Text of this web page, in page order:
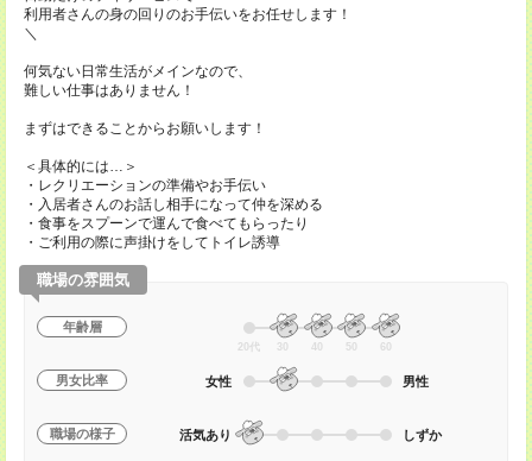
利用者さんの身の回りのお手伝いをお任せします！
＼
何気ない日常生活がメインなので、
難しい仕事はありません！
まずはできることからお願いします！
＜具体的には…＞
・レクリエーションの準備やお手伝い
・入居者さんのお話し相手になって仲を深める
・食事をスプーンで運んで食べてもらったり
・ご利用の際に声掛けをしてトイレ誘導
職場の雰囲気
年齢層
20代 30 40 50 60
男女比率 女性 男性
職場の様子 活気あり しずか